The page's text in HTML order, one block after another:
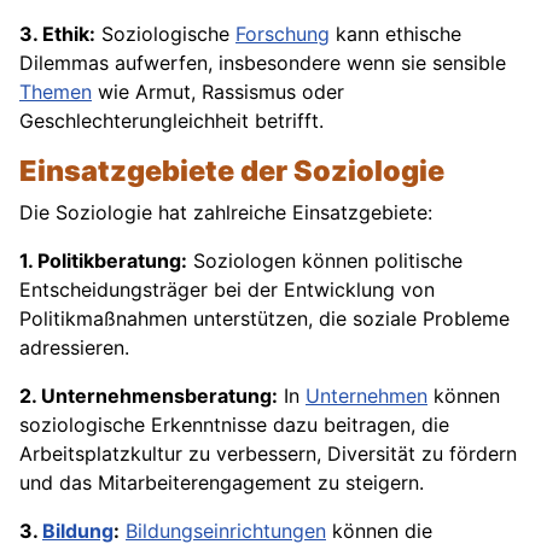
3. Ethik: Soziologische Forschung kann ethische
Dilemmas aufwerfen, insbesondere wenn sie sensible
Themen wie Armut, Rassismus oder
Geschlechterungleichheit betrifft.
Einsatzgebiete der Soziologie
Die Soziologie hat zahlreiche Einsatzgebiete:
1. Politikberatung: Soziologen können politische
Entscheidungsträger bei der Entwicklung von
Politikmaßnahmen unterstützen, die soziale Probleme
adressieren.
2. Unternehmensberatung: In Unternehmen können
soziologische Erkenntnisse dazu beitragen, die
Arbeitsplatzkultur zu verbessern, Diversität zu fördern
und das Mitarbeiterengagement zu steigern.
3. Bildung: Bildungseinrichtungen können die